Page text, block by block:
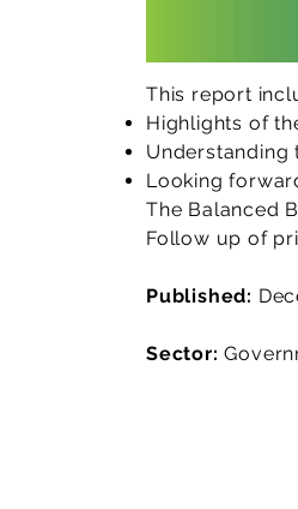
This report
Highlights of
Understanding
Looking
The Balanced
Follow up of
Published:
Sector: